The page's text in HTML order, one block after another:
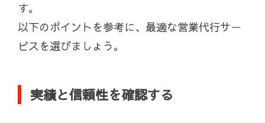
す。
以下のポイントを参考に、最適な営業代行サー
ビスを選びましょう。
実績と信頼性を確認する